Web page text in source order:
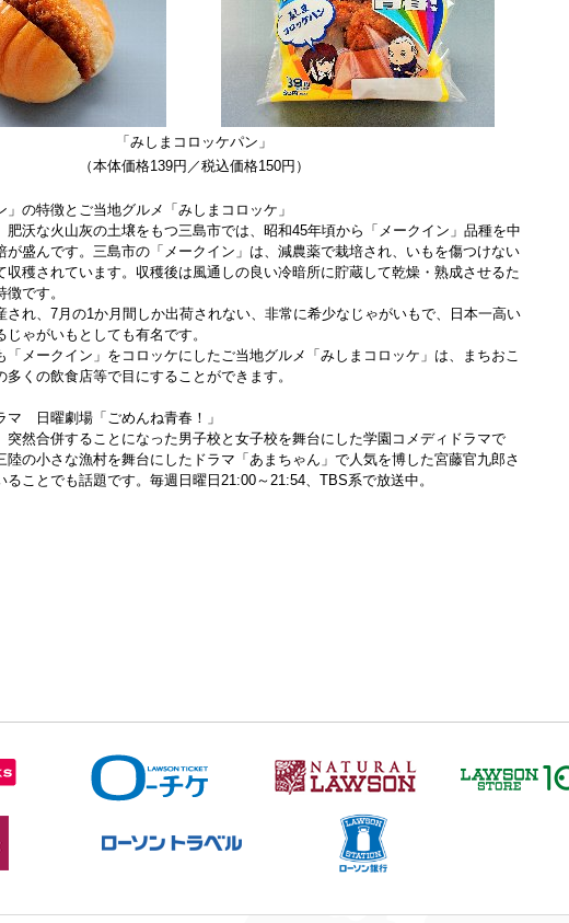
「みしまコロッケパン」
（本体価格139円／税込価格150円）
の特徴とご当地グルメ「みしまコロッケ」
肥沃な火山灰の土壌をもつ三島市では、昭和45年頃から「メークイン」品種を中
が盛んです。三島市の「メークイン」は、減農薬で栽培され、いもを傷つけない
収穫されています。収穫後は風通しの良い冷暗所に貯蔵して乾燥・熟成させるた
です。
され、7月の1か月間しか出荷されない、非常に希少なじゃがいもで、日本一高い
ゃがいもとしても有名です。
「メークイン」をコロッケにしたご当地グルメ「みしまコロッケ」は、まちおこ
多くの飲食店等で目にすることができます。
日曜劇場「ごめんね青春！」
突然合併することになった男子校と女子校を舞台にした学園コメディドラマで
陸の小さな漁村を舞台にしたドラマ「あまちゃん」で人気を博した宮藤官九郎さ
ることでも話題です。毎週日曜日21:00～21:54、TBS系で放送中。